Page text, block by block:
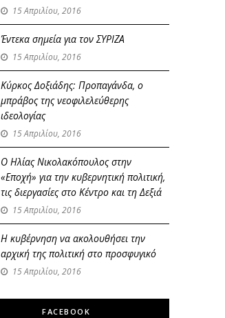
15 Απριλίου, 2016
Έντεκα σημεία για τον ΣΥΡΙΖΑ
15 Απριλίου, 2016
Κύρκος Δοξιάδης: Προπαγάνδα, ο
μπράβος της νεοφιλελεύθερης
ιδεολογίας
15 Απριλίου, 2016
Ο Ηλίας Νικολακόπουλος στην
«Εποχή» για την κυβερνητική πολιτική,
τις διεργασίες στο Κέντρο και τη Δεξιά
15 Απριλίου, 2016
Η κυβέρνηση να ακολουθήσει την
αρχική της πολιτική στο προσφυγικό
15 Απριλίου, 2016
FACEBOOK